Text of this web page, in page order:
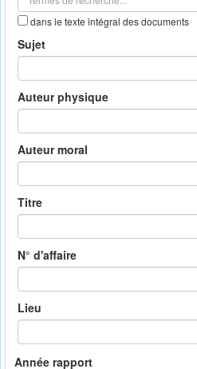
dans le texte intégral des documents
Sujet
Auteur physique
Auteur moral
Titre
N° d'affaire
Lieu